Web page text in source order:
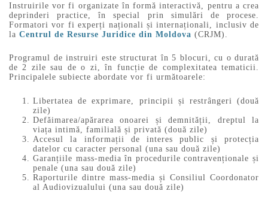
Instruirile vor fi organizate în formă interactivă, pentru a crea
deprinderi practice, în special prin simulări de procese.
Formatori vor fi experți naționali și internaționali, inclusiv de
la Centrul de Resurse Juridice din Moldova (CRJM).
Programul de instruiri este structurat în 5 blocuri, cu o durată
de 2 zile sau de o zi, în funcție de complexitatea tematicii.
Principalele subiecte abordate vor fi următoarele:
Libertatea de exprimare, principii și restrângeri (două
zile)
Defăimarea/apărarea onoarei și demnității, dreptul la
viața intimă, familială și privată (două zile)
Accesul la informații de interes public și protecția
datelor cu caracter personal (una sau două zile)
Garanțiile mass-media în procedurile contravenționale și
penale (una sau două zile)
Raporturile dintre mass-media și Consiliul Coordonator
al Audiovizualului (una sau două zile)